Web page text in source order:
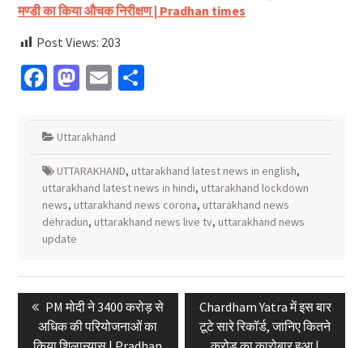
मण्डी का किया औचक निरीक्षण | Pradhan times
Post Views: 203
Facebook
Mastodon
EmailShare
Uttarakhand
UTTARAKHAND, uttarakhand latest news in english,
uttarakhand latest news in hindi, uttarakhand lockdown
news, uttarakhand news corona, uttarakhand news
dehradun, uttarakhand news live tv, uttarakhand news
update
navigation
Previous
post:
PM मोदी ने 3400 करोड़ से
अधिक की परियोजनाओं का
Next
post:
Chardham Yatra में इस बार
टूटे सारे रिकॉर्ड, जानिए कितने